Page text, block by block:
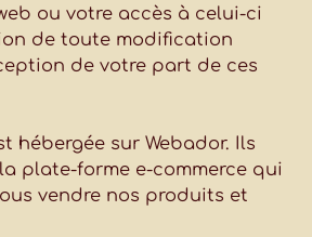
ou votre accès à celui-ci
de toute modification
de votre part de ces
hébergée sur Webador. Ils
plate-forme e-commerce qui
vendre nos produits et